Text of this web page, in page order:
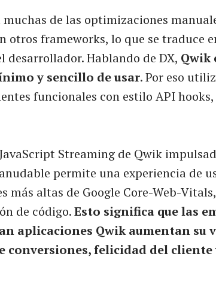
de las optimizaciones
otros frameworks, lo que se traduce
desarrollador. Hablando de DX, Qwik
y sencillo de usar. Por eso
funcionales con estilo API
Streaming de Qwik
permite una experiencia de
más altas de Google Core-Web-
de código.Esto significa que las
aplicaciones Qwik aumentan su
conversiones, felicidad del cliente